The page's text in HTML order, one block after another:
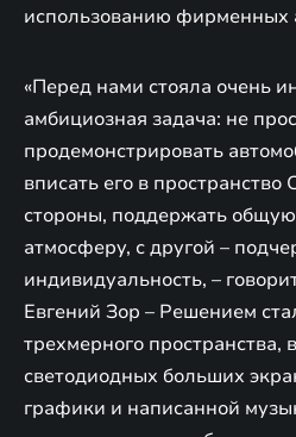
использованию фирменных
«Перед нами стояла очень
амбициозная задача: не
продемонстрировать
вписать его в пространство
стороны, поддержать
атмосферу, с другой –
индивидуальность, –
Евгений Зор – Решением
трехмерного
светодиодных больших
графики и написанной